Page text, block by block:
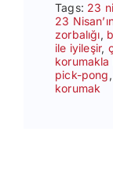
Tags: 23
23
zorbalığı,
ile iyileşir,
korumakla
pick-pong ,
korumak